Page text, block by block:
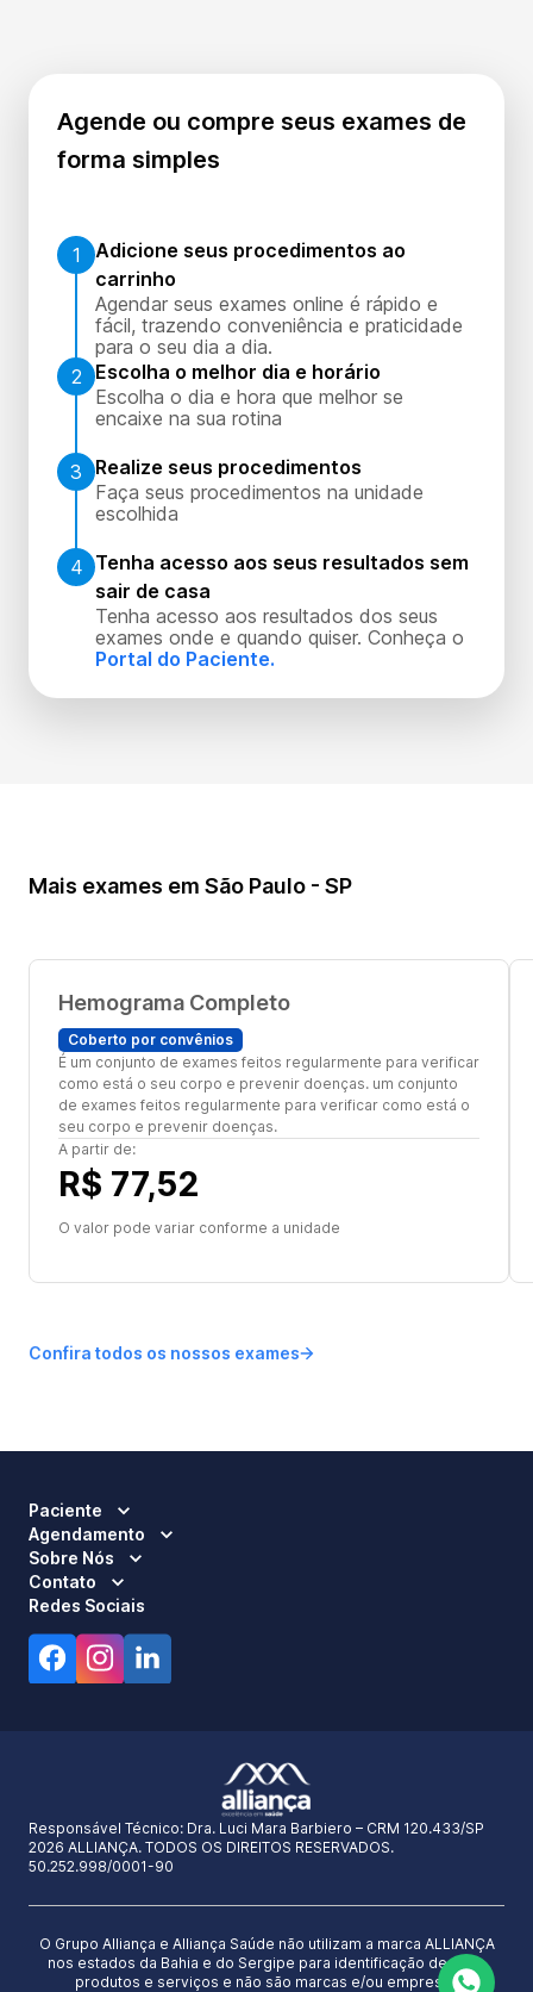
Agende ou compre seus exames de
forma simples
1
Adicione seus procedimentos ao
carrinho
Agendar seus exames online é rápido e
fácil, trazendo conveniência e praticidade
para o seu dia a dia.
2
Escolha o melhor dia e horário
Escolha o dia e hora que melhor se
encaixe na sua rotina
3
Realize seus procedimentos
Faça seus procedimentos na unidade
escolhida
4 Tenha acesso aos seus resultados sem
sair de casa
Tenha acesso aos resultados dos seus
exames onde e quando quiser. Conheça o
Portal do Paciente.
Mais exames em São Paulo - SP
Hemograma Completo
Coberto por convênios
É um conjunto de exames feitos regularmente para verificar
como está o seu corpo e prevenir doenças. um conjunto
de exames feitos regularmente para verificar como está o
seu corpo e prevenir doenças.
A partir de:
R$ 77,52
O valor pode variar conforme a unidade
Confira todos os nossos exames
Paciente
Agendamento
Sobre Nós
Contato
Redes Sociais
Responsável Técnico: Dra. Luci Mara Barbiero – CRM 120.433/SP
2026 ALLIANÇA. TODOS OS DIREITOS RESERVADOS.
50.252.998/0001-90
O Grupo Alliança e Alliança Saúde não utilizam a marca ALLIANÇA
nos estados da Bahia e do Sergipe para identificação de seus
produtos e serviços e não são marcas e/ou empresas